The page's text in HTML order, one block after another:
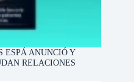
ESPÁ ANUNCIÓ Y
RELACIONES